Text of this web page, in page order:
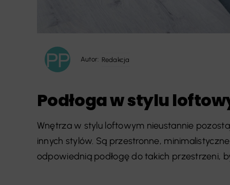
Autor: Redakcja
Podłoga w stylu
Wnętrza w stylu loftowym nieustannie
innych stylów. Są przestronne,
odpowiednią podłogę do takich przestrzeni,